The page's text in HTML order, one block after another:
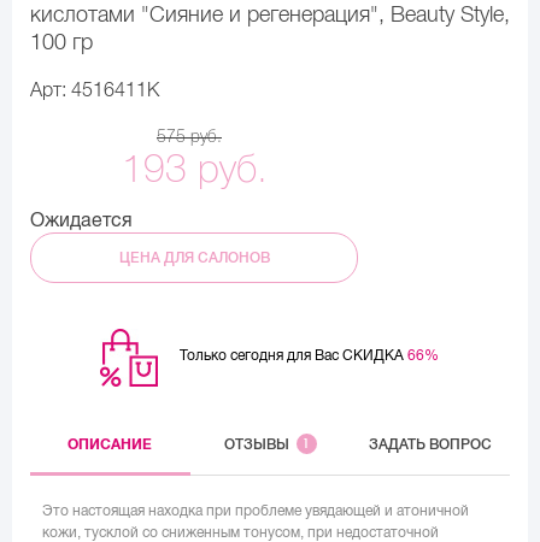
кислотами "Сияние и регенерация", Beauty Style,
100 гр
Арт: 4516411K
575 руб.
193 руб.
Ожидается
ЦЕНА ДЛЯ САЛОНОВ
Только сегодня для Вас СКИДКА 66%
ОПИСАНИЕ ОТЗЫВЫ 1 ЗАДАТЬ ВОПРОС
Это настоящая находка при проблеме увядающей и атоничной
кожи, тусклой со сниженным тонусом, при недостаточной